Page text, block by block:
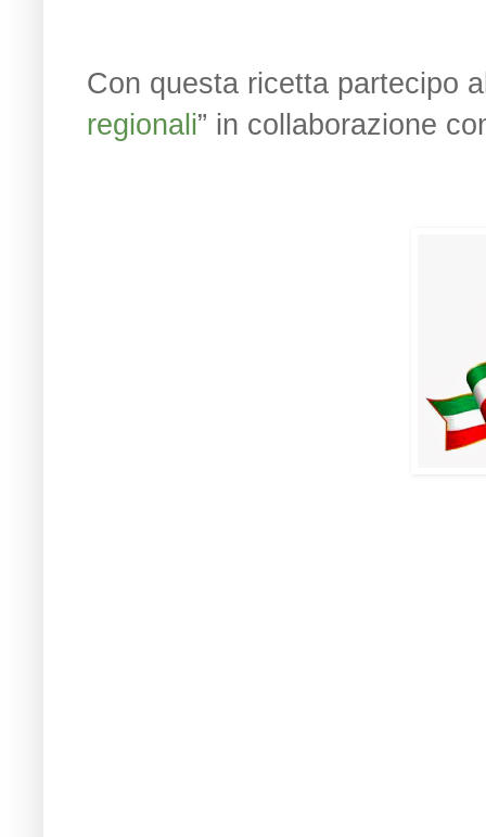
Con questa ricetta partecipo
regionali” in collaborazione